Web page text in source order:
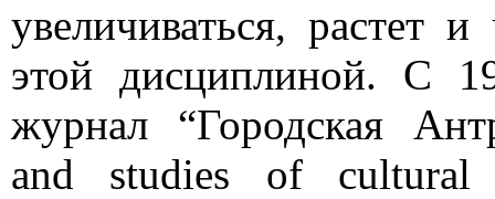
увеличиваться, растет
этой дисциплиной. С
журнал “Городская
and studies of cultural